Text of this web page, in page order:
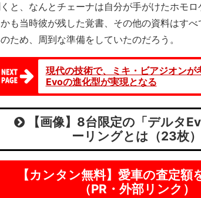
と、なんとチェーナは自分が手がけたホモ
も当時彼が残した覚書、その他の資料はす
ため、周到な準備をしていたのだろう。
現代の技術で、ミキ・ビアジオンが
Evoの進化型が実現となる
【画像】8台限定の「デルタ
ーリングとは（23枚）
【カンタン無料】愛車の査定額
（PR・外部リンク）